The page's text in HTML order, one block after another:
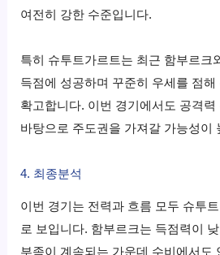
여전히 강한 수준입니다.
특히 슈투트가르트는 최근 함부르크
득점에 성공하며 꾸준히 우세를 점
확고합니다. 이번 경기에서도 공격
바탕으로 주도권을 가져갈 가능성이
4. 최종분석
이번 경기는 전력과 흐름 모두 슈투
로 보입니다. 함부르크는 득점력이
부족이 계속되는 가운데 수비에서도